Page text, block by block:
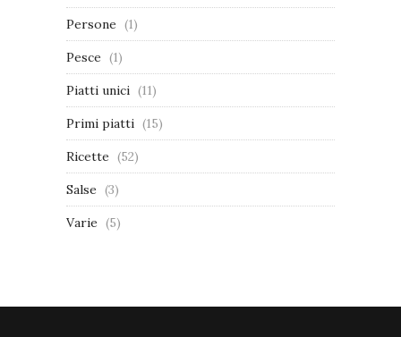
Persone (1)
Pesce (1)
Piatti unici (11)
Primi piatti (15)
Ricette (52)
Salse (3)
Varie (5)